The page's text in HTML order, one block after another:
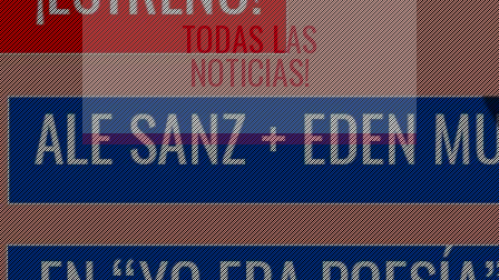
TODAS LAS
NOTICIAS!